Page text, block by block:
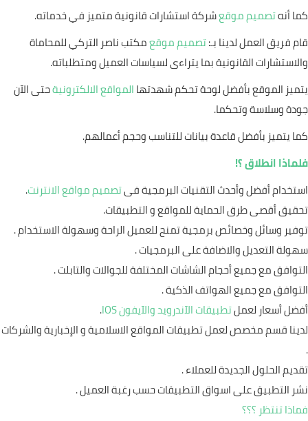
كما أنهتصميم موقعشركة استشارات قانونية متميز في خدماته.
قام فريق العمل لدينا بـ:تصميم موقعمكتب ناصر التركي للمحاماة
والاستشارات القانونية بما يتراءى لسياسات العميل ومتطلباته.
يتميز الموقع بأفضل لوحة تحكم شهدتهاالمواقع الالكترونيةحتى الآن
جودة وسلاسة وتحكما.
كما يتميز بأفضل قاعدة بيانات للتناسب وحجم أعمالهم.
فلماذا انطلاق ؟!
استخدام أفضل وأحدث التقنيات البرمجية فىتصميم مواقع الانترنت.
تحقيق أقصى طرق الحماية للمواقع و التطبيقات.
توفير وسائل وخصائص برمجية تمنح للعميل الراحة وسهولة الاستخدام .
سهولة التعديل والاضافة على البرمجيات .
التوافق مع جميع أحجام الشاشات المختلفة للجوالات والتابلت .
التوافق مع جميع الهواتف الذكية .
أفضل أسعار لعملتطبيقات الآندرويد والآيفون IOS
.
لدينا قسم مخصص لعمل تطبيقات المواقع الاسلامية و الإخبارية والشركات
.
تقديم الحلول الجديدة للعملاء .
نشر التطبيق على اسواق التطبيقات حسب رغبة العميل .
فماذا تنتظر ؟؟؟